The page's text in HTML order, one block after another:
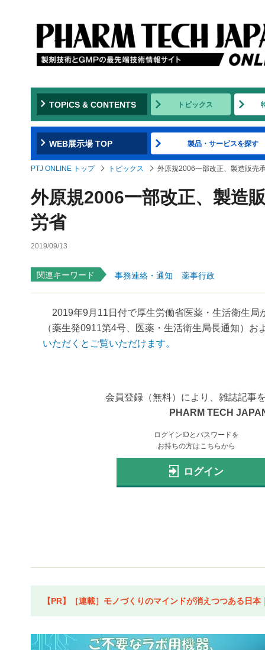
TOPICS & CONTENTS トピックス
WEB展示場 TOP 製品・サービスを探す
PTJ ONLINE トップ トピックス 外原規2006一部改正、製造販売
外原規2006一部改正、製造
労省
2019/09/13
関連キーワード 事務連絡・通知 薬事行政
2019年9月11日付で厚生労働省医薬・生活衛生局
（薬生発0911第4号、医薬・生活衛生局長通知）
いただくとご覧いただけます。
会員登録（無料）により、雑誌記事
PHARM TECH
ログインIDとパスワードを
お持ちの方はこちらから
ログイン
【PR】［連載］モノづくりのマインドが消えつつある日